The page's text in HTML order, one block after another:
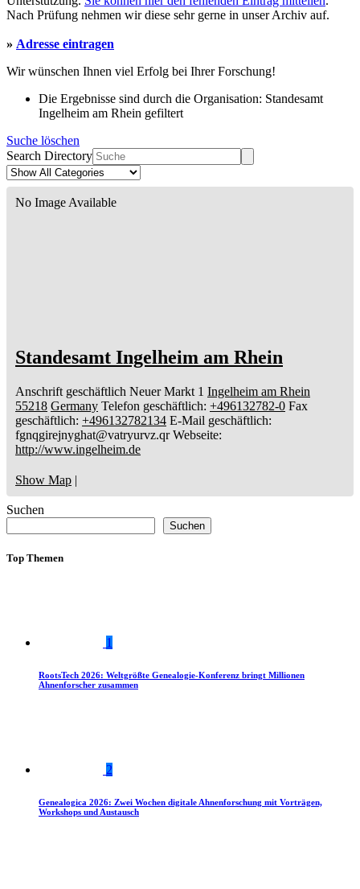
Nach Prüfung nehmen wir diese sehr gerne in unser Archiv auf.
» Adresse eintragen
Wir wünschen Ihnen viel Erfolg bei Ihrer Forschung!
Die Ergebnisse sind durch die Organisation: Standesamt
Ingelheim am Rhein gefiltert
Suche löschen
Search Directory
No Image Available
Standesamt Ingelheim am Rhein
Anschrift geschäftlich Neuer Markt 1 Ingelheim am Rhein
55218 Germany Telefon geschäftlich: +496132782-0 Fax
geschäftlich: +496132782134 E-Mail geschäftlich:
fgnqgirejnyghat@vatryurvz.qr Webseite:
http://www.ingelheim.de
Show Map |
Suchen
Suchen
Top Themen
1
RootsTech 2026: Weltgrößte Genealogie-Konferenz bringt Millionen
Ahnenforscher zusammen
2
Genealogica 2026: Zwei Wochen digitale Ahnenforschung mit Vorträgen,
Workshops und Austausch